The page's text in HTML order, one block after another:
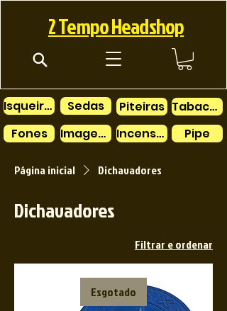
2 Tempo Headshop
Isqueiros
Fones
Sedas
Imagens
Piteiras
Tabacos
Incensos
Pipe
Página inicial Dichavadores
Dichavadores
Filtrar e ordenar
Esgotado